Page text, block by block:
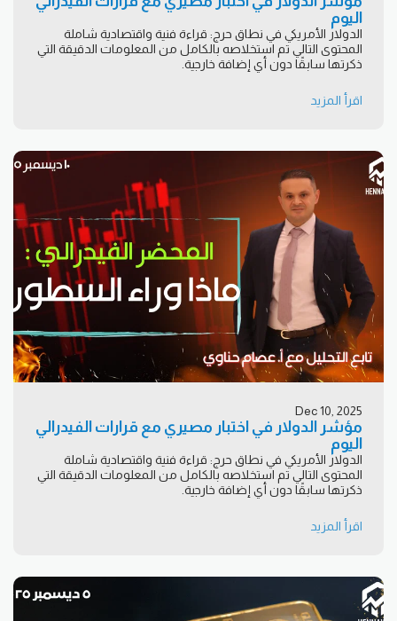
اليوم
الدولار الأمريكي في نطاق حرج: قراءة فنية واقتصادية شاملة
المحتوى التالي تم استخلاصه بالكامل من المعلومات الدقيقة التي
ذكرتها سابقًا دون أي إضافة خارجية.
اقرأ المزيد
Dec 10, 2025
مؤشر الدولار في اختبار مصيري مع قرارات الفيدرالي
اليوم
الدولار الأمريكي في نطاق حرج: قراءة فنية واقتصادية شاملة
المحتوى التالي تم استخلاصه بالكامل من المعلومات الدقيقة التي
ذكرتها سابقًا دون أي إضافة خارجية.
اقرأ المزيد